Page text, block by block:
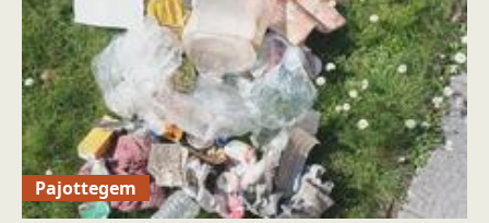
Pajottegem